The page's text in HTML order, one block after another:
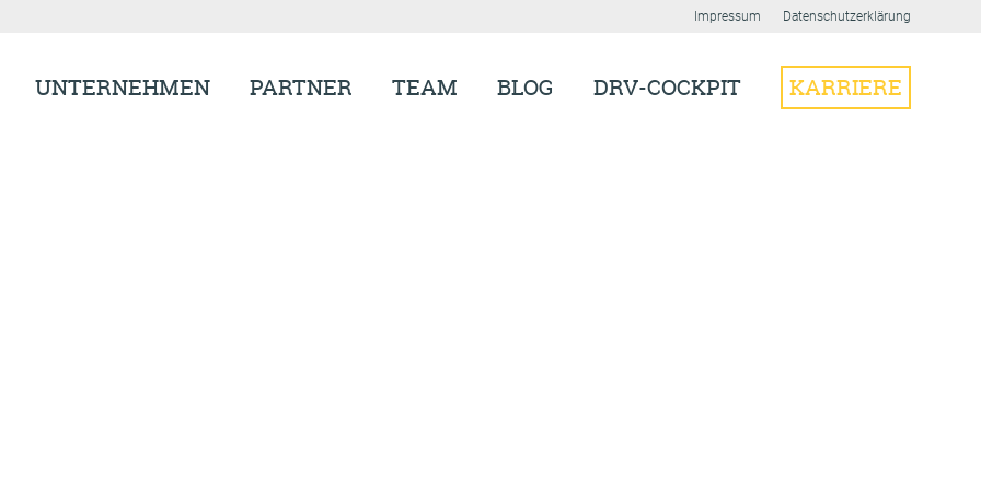
Impressum Datenschutzerklärung
UNTERNEHMEN PARTNER TEAM BLOG DRV-COCKPIT KARRIERE